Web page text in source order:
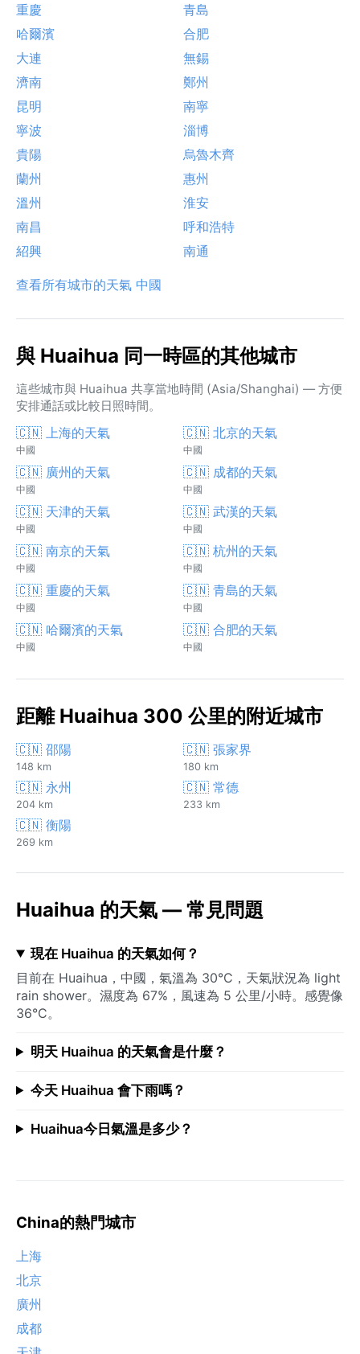
重慶
青島
哈爾濱
合肥
大連
無錫
濟南
鄭州
昆明
南寧
寧波
淄博
貴陽
烏魯木齊
蘭州
惠州
溫州
淮安
南昌
呼和浩特
紹興
南通
查看所有城市的天氣 中國
與 Huaihua 同一時區的其他城市
這些城市與 Huaihua 共享當地時間 (Asia/Shanghai) — 方便
安排通話或比較日照時間。
🇨🇳 上海的天氣
中國
🇨🇳 北京的天氣
中國
🇨🇳 廣州的天氣
中國
🇨🇳 成都的天氣
中國
🇨🇳 天津的天氣
中國
🇨🇳 武漢的天氣
中國
🇨🇳 南京的天氣
中國
🇨🇳 杭州的天氣
中國
🇨🇳 重慶的天氣
中國
🇨🇳 青島的天氣
中國
🇨🇳 哈爾濱的天氣
中國
🇨🇳 合肥的天氣
中國
距離 Huaihua 300 公里的附近城市
🇨🇳 邵陽
148 km
🇨🇳 張家界
180 km
🇨🇳 永州
204 km
🇨🇳 常德
233 km
🇨🇳 衡陽
269 km
Huaihua 的天氣 — 常見問題
現在 Huaihua 的天氣如何？
目前在 Huaihua，中國，氣溫為 30°C，天氣狀況為 light
rain shower。濕度為 67%，風速為 5 公里/小時。感覺像
36°C。
明天 Huaihua 的天氣會是什麼？
今天 Huaihua 會下雨嗎？
Huaihua今日氣溫是多少？
China的熱門城市
上海
北京
廣州
成都